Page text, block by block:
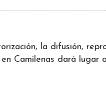
la difusión,
Camilenas dará lugar